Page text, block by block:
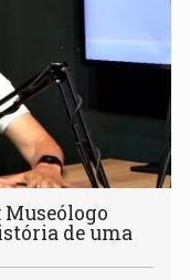
Museólogo
de uma